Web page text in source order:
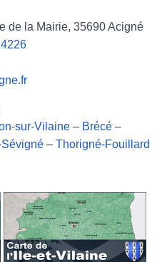
de la Mairie, 35690 Acigné
sur-Vilaine – Brécé –
– Thorigné-Fouillard